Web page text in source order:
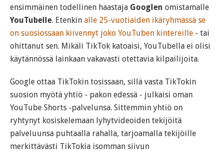
ensimmäinen todellinen haastaja Googlen omistamalle
YouTubelle. Etenkin alle 25-vuotiaiden ikäryhmässä se
on suosiossaan kiivennyt joko YouTuben kintereille - tai
ohittanut sen. Mikäli TikTok katoaisi, YouTubella ei olisi
käytännössä lainkaan vakavasti otettavia kilpailijoita.
Google ottaa TikTokin tosissaan, sillä vasta TikTokin
suosion myötä yhtiö - pakon edessä - julkaisi oman
YouTube Shorts -palvelunsa. Sittemmin yhtiö on
ryhtynyt kosiskelemaan lyhytvideoiden tekijöitä
palveluunsa puhtaalla rahalla, tarjoamalla tekijöille
merkittävästi TikTokia isomman siivun